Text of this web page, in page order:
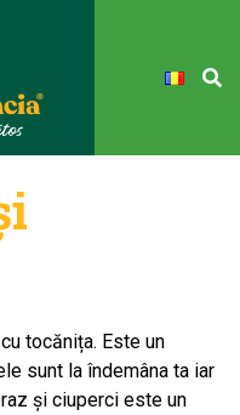
tocănița. Este un
sunt la îndemâna ta iar
și ciuperci este un